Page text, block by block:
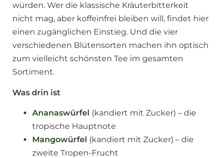
würden. Wer die klassische Kräuterbitterkeit
nicht mag, aber koffeinfrei bleiben will, findet hier
einen zugänglichen Einstieg. Und die vier
verschiedenen Blütensorten machen ihn optisch
zum vielleicht schönsten Tee im gesamten
Sortiment.
Was drin ist
Ananaswürfel (kandiert mit Zucker) – die
tropische Hauptnote
Mangowürfel (kandiert mit Zucker) – die
zweite Tropen-Frucht